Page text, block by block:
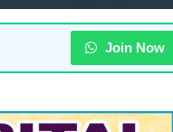
Join Now